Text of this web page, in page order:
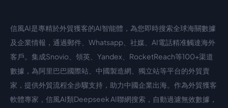
中文入口
信風AI是專精於外貿獲客的AI智能體，為您即時搜索全球海關數據
及企業情報，通過郵件、Whatsapp、社媒、AI電話精准觸達海外
客戶。集成Snovio、領英、Yandex、RocketReach等100+渠道
數據，為阿里巴巴國際站、中國製造網、獨立站等平台的外貿賣
家，提供外貿流程全步驟支持，助力中國企業出海。作為外貿獲客
軟體專家，信風AI類Deepseek AI聯網搜索，自動過濾無效數據，